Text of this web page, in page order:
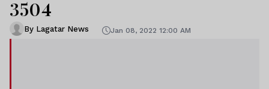
3504
By Lagatar News Jan 08, 2022 12:00 AM